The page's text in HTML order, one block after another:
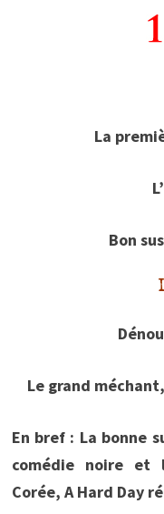
La
Bon
Le grand
En bref : La bonne
comédie noire et
Corée, A Hard Day